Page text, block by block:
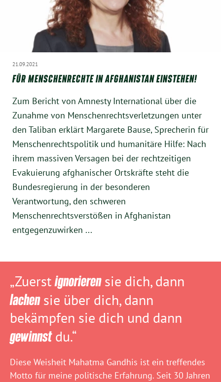
21.09.2021
FÜR MENSCHENRECHTE IN AFGHANISTAN EINSTEHEN!
Zum Bericht von Amnesty International über die
Zunahme von Menschenrechtsverletzungen unter
den Taliban erklärt Margarete Bause, Sprecherin für
Menschenrechtspolitik und humanitäre Hilfe: Nach
ihrem massiven Versagen bei der rechtzeitigen
Evakuierung afghanischer Ortskräfte steht die
Bundesregierung in der besonderen
Verantwortung, den schweren
Menschenrechtsverstößen in Afghanistan
entgegenzuwirken ...
„Zuerstignorierensie dich, dann
lachensie über dich, dann
bekämpfen sie dich und dann
gewinnstdu.“
Diese Weisheit Mahatma Gandhis ist ein treffendes
Motto für meine politische Erfahrung. Seit 30 Jahren